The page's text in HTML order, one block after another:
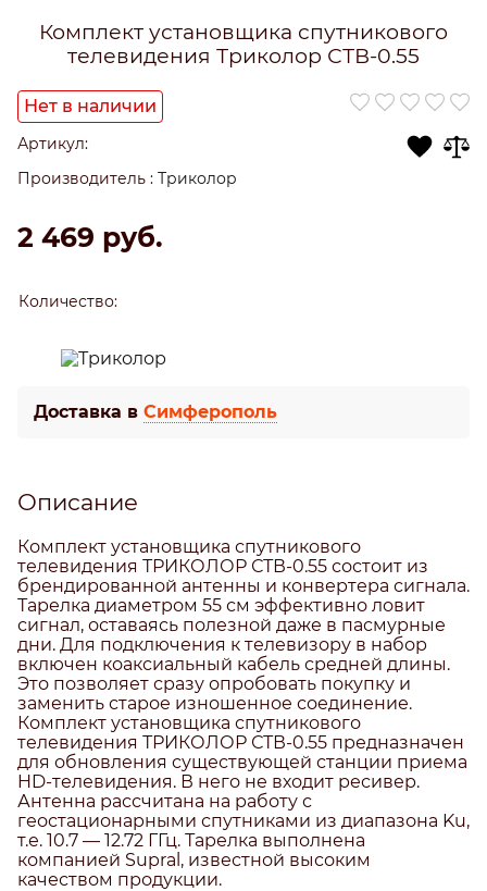
Комплект установщика спутникового
телевидения Триколор СТВ-0.55
Нет в наличии
Артикул:
Производитель : Триколор
2 469 руб.
Количество:
Доставка в Симферополь
Описание
Комплект установщика спутникового
телевидения ТРИКОЛОР СТВ-0.55 состоит из
брендированной антенны и конвертера сигнала.
Тарелка диаметром 55 см эффективно ловит
сигнал, оставаясь полезной даже в пасмурные
дни. Для подключения к телевизору в набор
включен коаксиальный кабель средней длины.
Это позволяет сразу опробовать покупку и
заменить старое изношенное соединение.
Комплект установщика спутникового
телевидения ТРИКОЛОР СТВ-0.55 предназначен
для обновления существующей станции приема
HD-телевидения. В него не входит ресивер.
Антенна рассчитана на работу с
геостационарными спутниками из диапазона Ku,
т.е. 10.7 — 12.72 ГГц. Тарелка выполнена
компанией Supral, известной высоким
качеством продукции.